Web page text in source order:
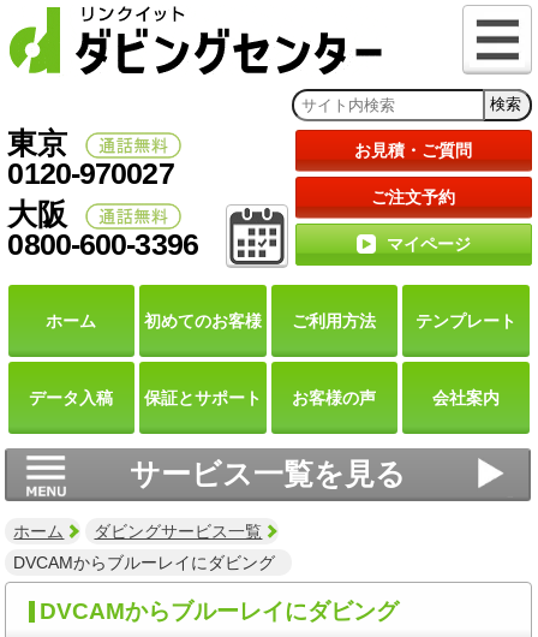
お見積・ご質問
ご注文予約
マイページ
東京
0120-970027
大阪
0800-600-3396
ホーム 初めてのお客様 ご利用方法 テンプレート
データ 入稿 保証とサポート お客様の声 会社案内
サービス一覧を見る
ホーム
ダビングサービス一覧
DVCAMからブルーレイにダビング
DVCAMからブルーレイにダビング